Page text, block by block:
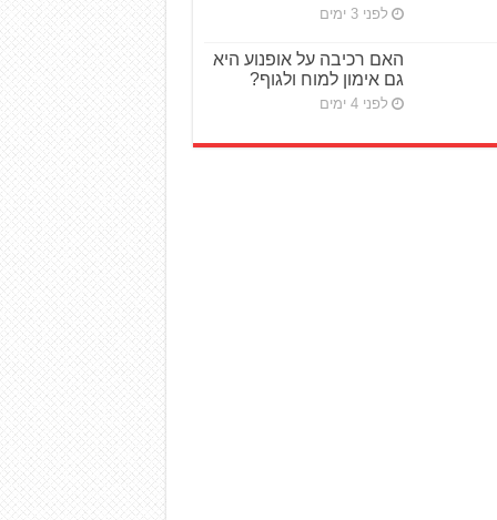
לפני 3 ימים
האם רכיבה על אופנוע היא
גם אימון למוח ולגוף?
לפני 4 ימים